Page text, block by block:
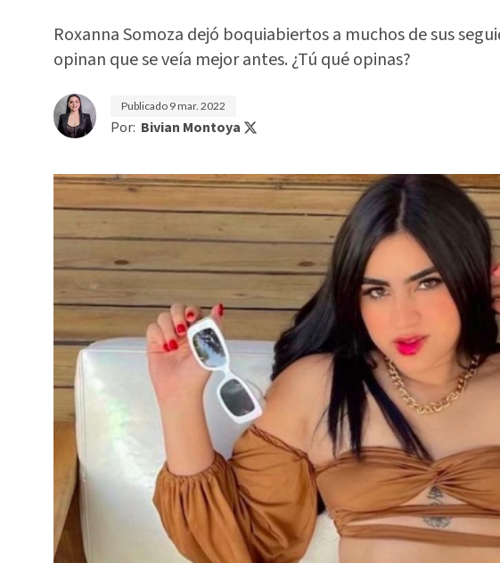
Roxanna Somoza dejó boquiabiertos a muchos de sus
opinan que se veía mejor antes. ¿Tú qué opinas?
Publicado 9 mar. 2022
Por: Bivian Montoya